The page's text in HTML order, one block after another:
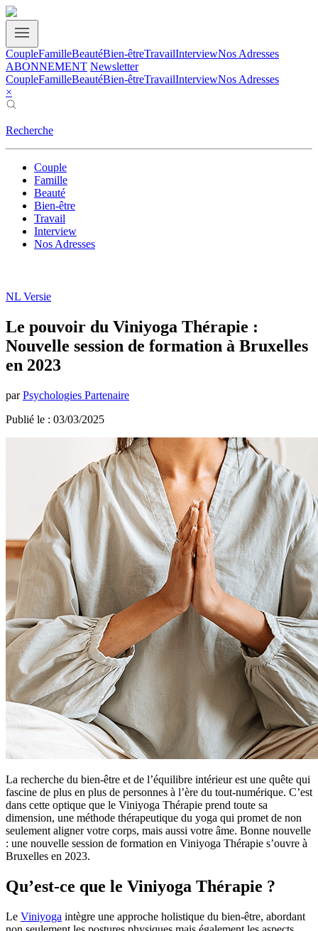
CoupleFamilleBeautéBien-êtreTravailInterviewNos Adresses
ABONNEMENT Newsletter
CoupleFamilleBeautéBien-êtreTravailInterviewNos Adresses
×
Recherche
Couple
Famille
Beauté
Bien-être
Travail
Interview
Nos Adresses
NL Versie
Le pouvoir du Viniyoga Thérapie :
Nouvelle session de formation à Bruxelles
en 2023
par Psychologies Partenaire
Publié le : 03/03/2025
La recherche du bien-être et de l’équilibre intérieur est une quête qui
fascine de plus en plus de personnes à l’ère du tout-numérique. C’est
dans cette optique que le Viniyoga Thérapie prend toute sa
dimension, une méthode thérapeutique du yoga qui promet de non
seulement aligner votre corps, mais aussi votre âme. Bonne nouvelle
: une nouvelle session de formation en Viniyoga Thérapie s’ouvre à
Bruxelles en 2023.
Qu’est-ce que le Viniyoga Thérapie ?
Le Viniyoga intègre une approche holistique du bien-être, abordant